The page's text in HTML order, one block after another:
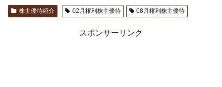
株主優待紹介 02月権利株主優待 08月権利株主優待
スポンサーリンク